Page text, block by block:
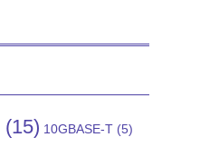
(15) 10GBASE-T (5)